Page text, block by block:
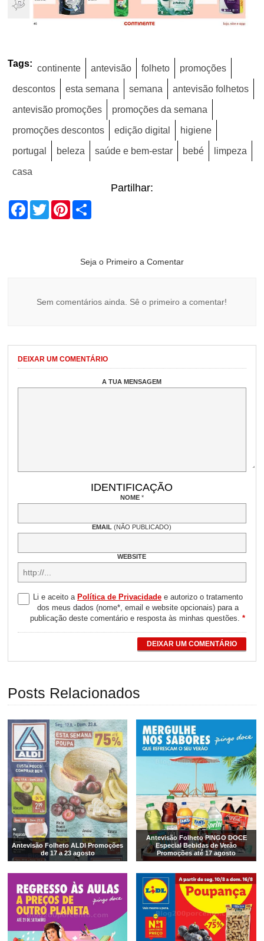
Tags: continente antevisão folheto promoções
descontos esta semana semana antevisão folhetos
antevisão promoções promoções da semana
promoções descontos edição digital higiene
portugal beleza saúde e bem-estar bebé limpeza
casa
Partilhar:
Facebook
TwitterPinterest
Seja o Primeiro a Comentar
Sem comentários ainda. Sê o primeiro a comentar!
DEIXAR UM COMENTÁRIO
A TUA MENSAGEM
IDENTIFICAÇÃO
NOME *
EMAIL(NÃO PUBLICADO)
WEBSITE
Li e aceito a Política de Privacidadee autorizo o tratamento
dos meus dados (nome*, email e website opcionais) para a
publicação deste comentário e resposta às minhas questões.*
DEIXAR UM COMENTÁRIO
Posts Relacionados
Antevisão Folheto ALDI Promoções
de 17 a 23 agosto
Antevisão Folheto PINGO DOCE
Especial Bebidas de Verão
Promoções até 17 agosto